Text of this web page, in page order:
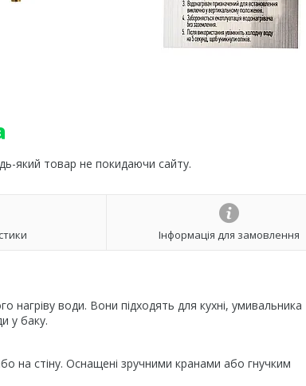
який товар не покидаючи сайту.
Інформація для замовлення
нагріву води. Вони підходять для кухні, умивальника
у баку.
на стіну. Оснащені зручними кранами або гнучким